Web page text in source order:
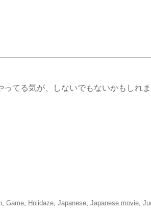
てる気が、しないでもないかもしれ
, Game, Holidaze, Japanese, Japanese movie,